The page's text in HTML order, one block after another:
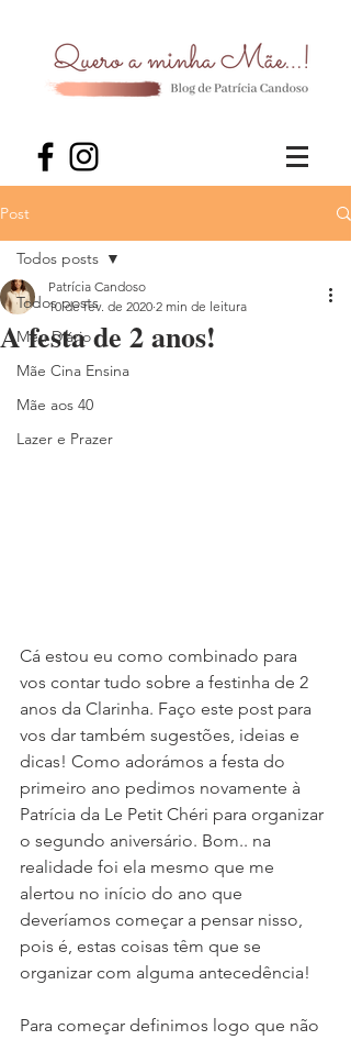
Post
Todos posts
Meu Diário
Mãe Cina Ensina
Mãe aos 40
Lazer e Prazer
Todos posts
A festa de 2 anos!
Patrícia Candoso
10 de fev. de 2020 2 min de leitura
Cá estou eu como combinado para
vos contar tudo sobre a festinha de 2
anos da Clarinha. Faço este post para
vos dar também sugestões, ideias e
dicas! Como adorámos a festa do
primeiro ano pedimos novamente à
Patrícia da Le Petit Chéri para organizar
o segundo aniversário. Bom.. na
realidade foi ela mesmo que me
alertou no início do ano que
deveríamos começar a pensar nisso,
pois é, estas coisas têm que se
organizar com alguma antecedência!
Para começar definimos logo que não